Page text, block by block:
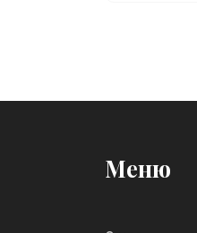
отличить
всем, кто
Меню